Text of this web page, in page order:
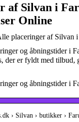
af Silvan i
Online
placeringer af Silvan
og åbningstider i
der er fyldt med tilbud,
og åbningstider i
› Silvan › butikker ›